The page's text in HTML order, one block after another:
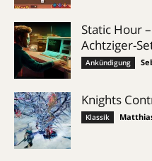
Static Hour
Achtziger-
Ankündigung
Knights
Klassik